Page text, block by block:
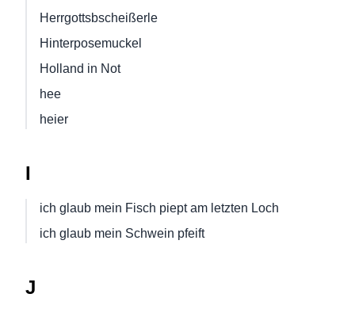
Herrgottsbscheißerle
Hinterposemuckel
Holland in Not
hee
heier
I
ich glaub mein Fisch piept am letzten Loch
ich glaub mein Schwein pfeift
J